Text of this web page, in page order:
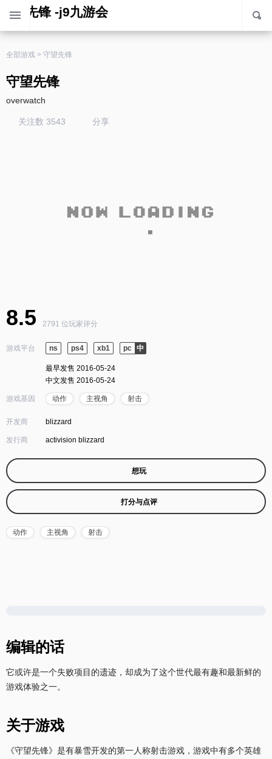
守望先锋 -j9九游会
全部游戏 > 守望先锋
守望先锋
overwatch
关注数 3543 分享
8.5 2791 位玩家评分
游戏平台 ns ps4 xb1 pc
最早发售 2016-05-24
中文发售 2016-05-24
游戏基因 动作 主视角 射击
开发商 blizzard
发行商 activision blizzard
想玩
打分与点评
动作 主视角 射击
编辑的话
它或许是一个失败项目的遗迹，却成为了这个世代最有趣和最新鲜的
游戏体验之一。
关于游戏
《守望先锋》是有暴雪开发的第一人称射击游戏，游戏中有多个英雄